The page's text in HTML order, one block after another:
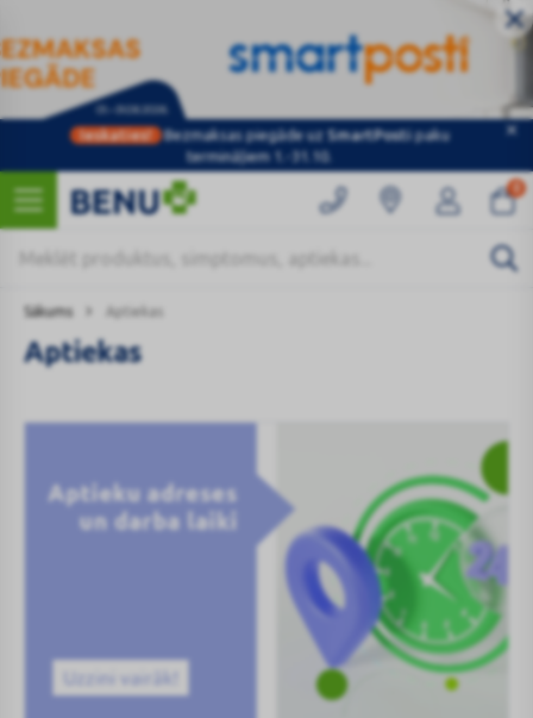
Ieskaties! Bezmaksas piegāde uz SmartPostipaku
termināļiem 1.-31.10.
0
Sākums Aptiekas
Aptiekas